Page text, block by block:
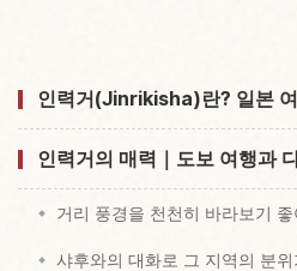
인력거(Jinrikisha)란? 일본
인력거의 매력｜도보 여행과
거리 풍경을 천천히 바라보기 좋
샤후와의 대화로 그 지역의 분